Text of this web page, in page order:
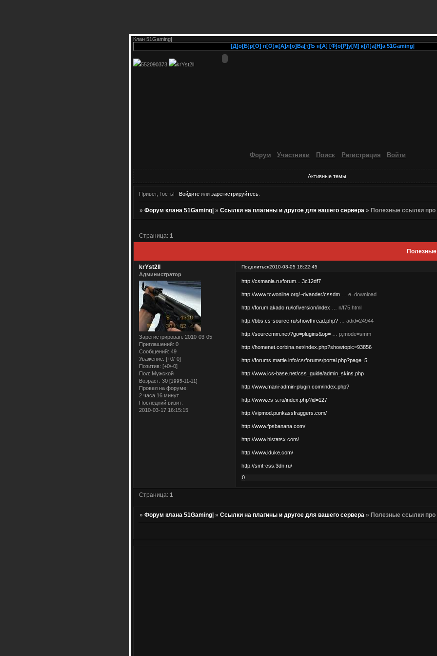
Клан 51Gaming|
[Д]о[Б]р[О] п[О]ж[А]л[о]Ва[т]Ъ н[А] [Ф]о[Р]у[М] к[Л]а[Н]а 51Gaming|
552090373 krYst2ll
Форум Участники Поиск Регистрация Войти
Активные темы
Привет, Гость! Войдитеили зарегистрируйтесь.
»Форум клана 51Gaming| »Ссылки на плагины и другое для вашего сервера » Полезные ссылки
Страница:1
Поделиться2010-03-05 18:22:45
krYst2ll
Администратор
Зарегистрирован: 2010-03-05
Приглашений: 0
Сообщений: 49
Уважение: [+0/-0]
Позитив: [+0/-0]
Пол: Мужской
Возраст: 30 [1995-11-11]
Провел на форуме:
2 часа 16 минут
Последний визит:
2010-03-17 16:15:15
http://csmania.ru/forum....3c12df7
http://www.tcwonline.org/~dvander/cssdm … e=download
http://forum.akado.ru/lofiversion/index … n/f75.html
http://bbs.cs-source.ru/showthread.php? … adid=24944
http://sourcemm.net/?go=plugins&op= … p;mode=smm
http://homenet.corbina.net/index.php?showtopic=93856
http://forums.mattie.info/cs/forums/portal.php?page=5
http://www.ics-base.net/css_guide/admin_skins.php
http://www.mani-admin-plugin.com/index.php?
http://www.cs-s.ru/index.php?id=127
http://vipmod.punkassfraggers.com/
http://www.fpsbanana.com/
http://www.hlstatsx.com/
http://www.lduke.com/
http://smt-css.3dn.ru/
0
Страница: 1
»Форум клана 51Gaming| »Ссылки на плагины и другое для вашего сервера » Полезные ссылки